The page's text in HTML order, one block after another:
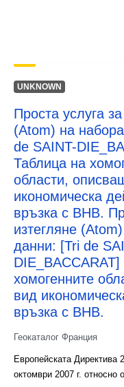
UNKNOWN
Проста услуга
(Atom) на
de SAINT-
Таблица на
области,
икономическа
връзка с ВНВ.
изтегляне
данни: [Tri de
хомогенните
вид
връзка с ВНВ.
Геокаталог Франция
Европейската Директива
октомври 2007 г. относно